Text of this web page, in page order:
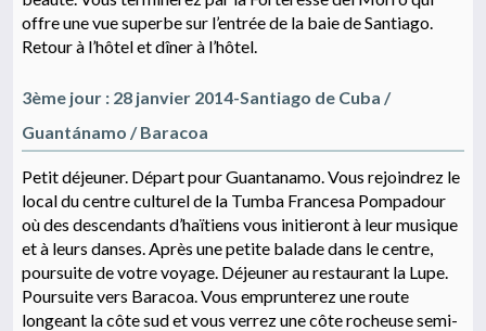
offre une vue superbe sur l’entrée de la baie de Santiago.
Retour à l’hôtel et dîner à l’hôtel.
3ème jour : 28 janvier 2014-Santiago de Cuba /
Guantánamo / Baracoa
Petit déjeuner. Départ pour Guantanamo. Vous rejoindrez le
local du centre culturel de la Tumba Francesa Pompadour
où des descendants d’haïtiens vous initieront à leur musique
et à leurs danses. Après une petite balade dans le centre,
poursuite de votre voyage. Déjeuner au restaurant la Lupe.
Poursuite vers Baracoa. Vous emprunterez une route
longeant la côte sud et vous verrez une côte rocheuse semi-